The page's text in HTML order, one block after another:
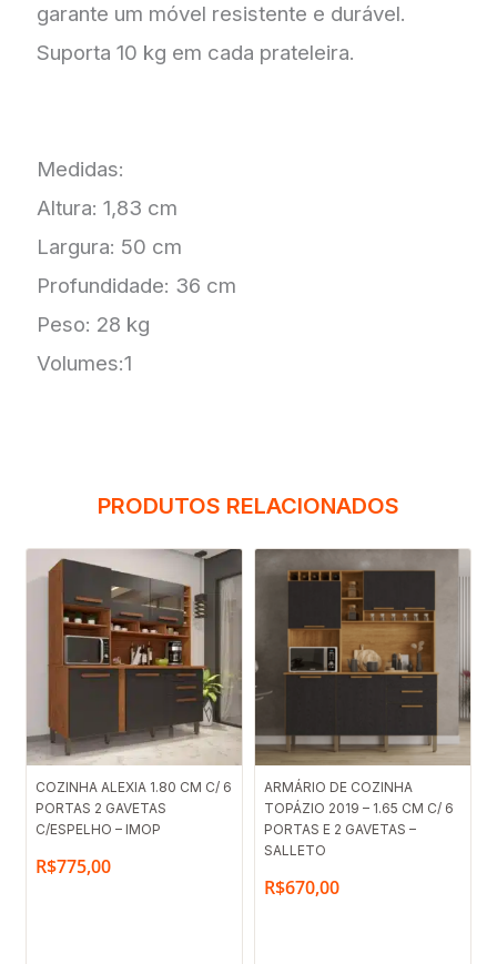
garante um móvel resistente e durável.
Suporta 10 kg em cada prateleira.
Medidas:
Altura: 1,83 cm
Largura: 50 cm
Profundidade: 36 cm
Peso: 28 kg
Volumes:1
PRODUTOS RELACIONADOS
COZINHA ALEXIA 1.80 CM C/ 6
PORTAS 2 GAVETAS
C/ESPELHO – IMOP
R$775,00
ARMÁRIO DE COZINHA
TOPÁZIO 2019 – 1.65 CM C/ 6
PORTAS E 2 GAVETAS –
SALLETO
R$670,00